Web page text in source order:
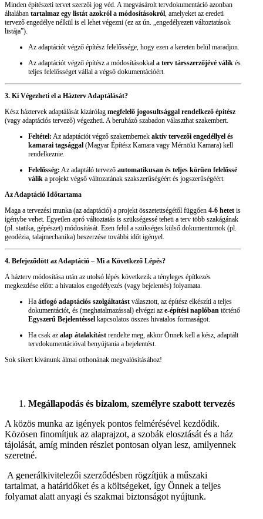
Minden építészeti tervet szerzői jog véd. A megvásárolt tervdokumentáció azonban
általában tartalmaz egy listát azokról a módosításokról, amelyeket az eredeti
tervező engedélye nélkül is el lehet végezni (ez az ún. „engedélyezett változtatások
listája”).
Az adaptációt végző építész felelőssége, hogy ezen a kereten belül maradjon.
Az adaptációt végző építész a módosításokkal a terv társszerzőjévé válik és
teljes felelősséget vállal a végső dokumentációért.
3. Ki Végezheti el a Házterv Adaptálását?
Kész háztervek adaptálását kizárólag megfelelő jogosultsággal rendelkező építész
(vagy adaptációs tervező) végezheti. A beruházó szabadon választhat szakembert.
Feltétel: Az adaptációt végző szakembernek aktív tervezői engedéllyel és
kamarai tagsággal (Magyar Építész Kamara vagy Mérnöki Kamara) kell
rendelkeznie.
Felelősség: Az adaptáló tervező automatikusan és teljes körűen felelőssé
válik a projekt végső változatának szakszerűségéért és jogszerűségéért.
Az Adaptáció Időtartama
Maga a tervezési munka (az adaptáció) a projekt összetettségétől függően 4-6 hetet is
igénybe vehet. Egyetlen apró változtatás is szükségessé teheti a terv több szakágának
(pl. statika, gépészet) módosítását. Ezen felül a szükséges külső dokumentumok (pl.
geodézia, talajmechanika) beszerzése további időt igényel.
4. Befejeződött az Adaptáció – Mi a Következő Lépés?
A házterv módosítása után az utolsó lépés következik a tényleges építkezés
megkezdése előtt: a hivatalos engedélyezés (vagy bejelentés) folyamata.
Ha átfogó adaptációs szolgáltatást választott, az építész elkészíti a teljes
dokumentációt, és (meghatalmazással) elvégzi az e-építési naplóban történő
Egyszerű Bejelentéssel kapcsolatos összes hivatalos formaságot.
Ha csak az alap átalakítást rendelte meg, akkor Önnek kell a kész, adaptált
tervdokumentációval benyújtania a bejelentést.
Sok sikert kívánunk álmai otthonának megvalósításához!
Megállapodás és bizalom, személyre szabott tervezés
A közös munka az igények pontos felmérésével kezdődik.
Közösen finomítjuk az alaprajzot, a szobák elosztását és a ház
tájolását, amíg minden részlet pontosan olyan lesz, amilyennek
szeretné.
A generálkivitelezői szerződésben rögzítjük a műszaki
tartalmat, a határidőket és a költségeket, így Önnek a teljes
folyamat alatt anyagi és szakmai biztonságot nyújtunk.